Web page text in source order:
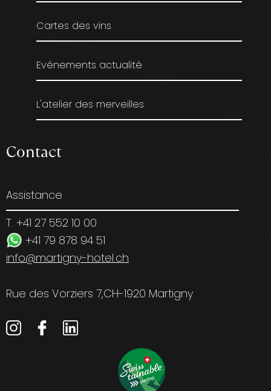
Cartes des vins
Evénements actualité
L'atelier des merveilles
Contact
Assistance
T. +41 27 552 10 00
+41 79 878 94 51
info@martigny-hotel.ch
Rue des Vorziers 7,CH-1920 Martigny